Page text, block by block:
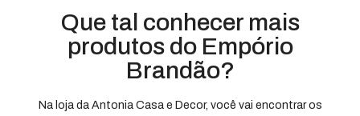
Que tal conhecer mais
produtos do Empório
Brandão?
Na loja da Antonia Casa e Decor, você vai encontrar os